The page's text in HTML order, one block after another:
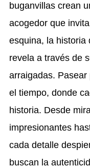
buganvillas crean
acogedor que
esquina, la historia
revela a través de
arraigadas.
el tiempo, donde
historia. Desde
impresionantes
cada detalle
buscan la